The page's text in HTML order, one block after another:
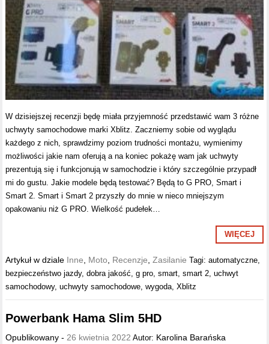
W dzisiejszej recenzji będę miała przyjemność przedstawić wam 3 różne
uchwyty samochodowe marki Xblitz. Zaczniemy sobie od wyglądu
każdego z nich, sprawdzimy poziom trudności montażu, wymienimy
możliwości jakie nam oferują a na koniec pokażę wam jak uchwyty
prezentują się i funkcjonują w samochodzie i który szczególnie przypadł
mi do gustu. Jakie modele będą testować? Będą to G PRO, Smart i
Smart 2. Smart i Smart 2 przyszły do mnie w nieco mniejszym
opakowaniu niż G PRO. Wielkość pudełek…
WIĘCEJ
Artykuł w dziale Inne Moto Recenzje ,Zasilanie Tagi:automatyczne
bezpieczeństwo jazdy,dobra jakość ,g pro ,smart ,smart 2 ,uchwyt
samochodowy,uchwyty samochodowe ,wygoda ,Xblitz
Powerbank Hama Slim 5HD
Opublikowany - 26 kwietnia 2022 Autor: Karolina Barańska